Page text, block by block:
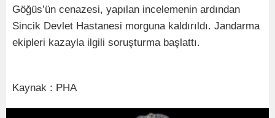
Göğüs’ün cenazesi, yapılan incelemenin ardından
Sincik Devlet Hastanesi morguna kaldırıldı. Jandarma
ekipleri kazayla ilgili soruşturma başlattı.
Kaynak : PHA